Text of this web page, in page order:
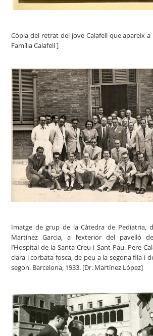
Còpia del retrat del jove Calafell que apareix a
Família Calafell ]
Imatge de grup de la Càtedra de Pediatria,
Martínez Garcia, a l’exterior del pavelló
l’Hospital de la Santa Creu i Sant Pau. Pere
clara i corbata fosca, de peu a la segona fila i
segon. Barcelona, 1933. [Dr. Martínez López]